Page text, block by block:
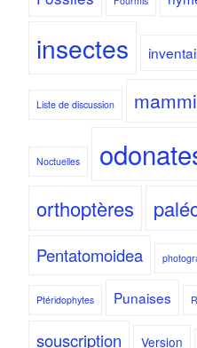
insectes
Liste de discussion
Noctuelles
orthoptères
Pentatomoidea
Ptéridophytes Punaises
souscription Version